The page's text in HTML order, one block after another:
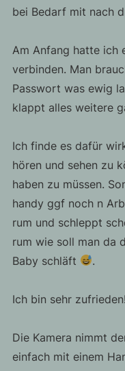
bei Bedarf mit nach
Am Anfang hatte ich
verbinden. Man
Passwort was ewig
klappt alles weitere
Ich finde es dafür
hören und sehen zu
haben zu müssen.
handy ggf noch n
rum und schleppt
rum wie soll man da
Baby schläft
.
Ich bin sehr zufrieden!
Die Kamera nimmt
einfach mit einem